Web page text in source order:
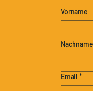
Vorname
Nachname
Email *